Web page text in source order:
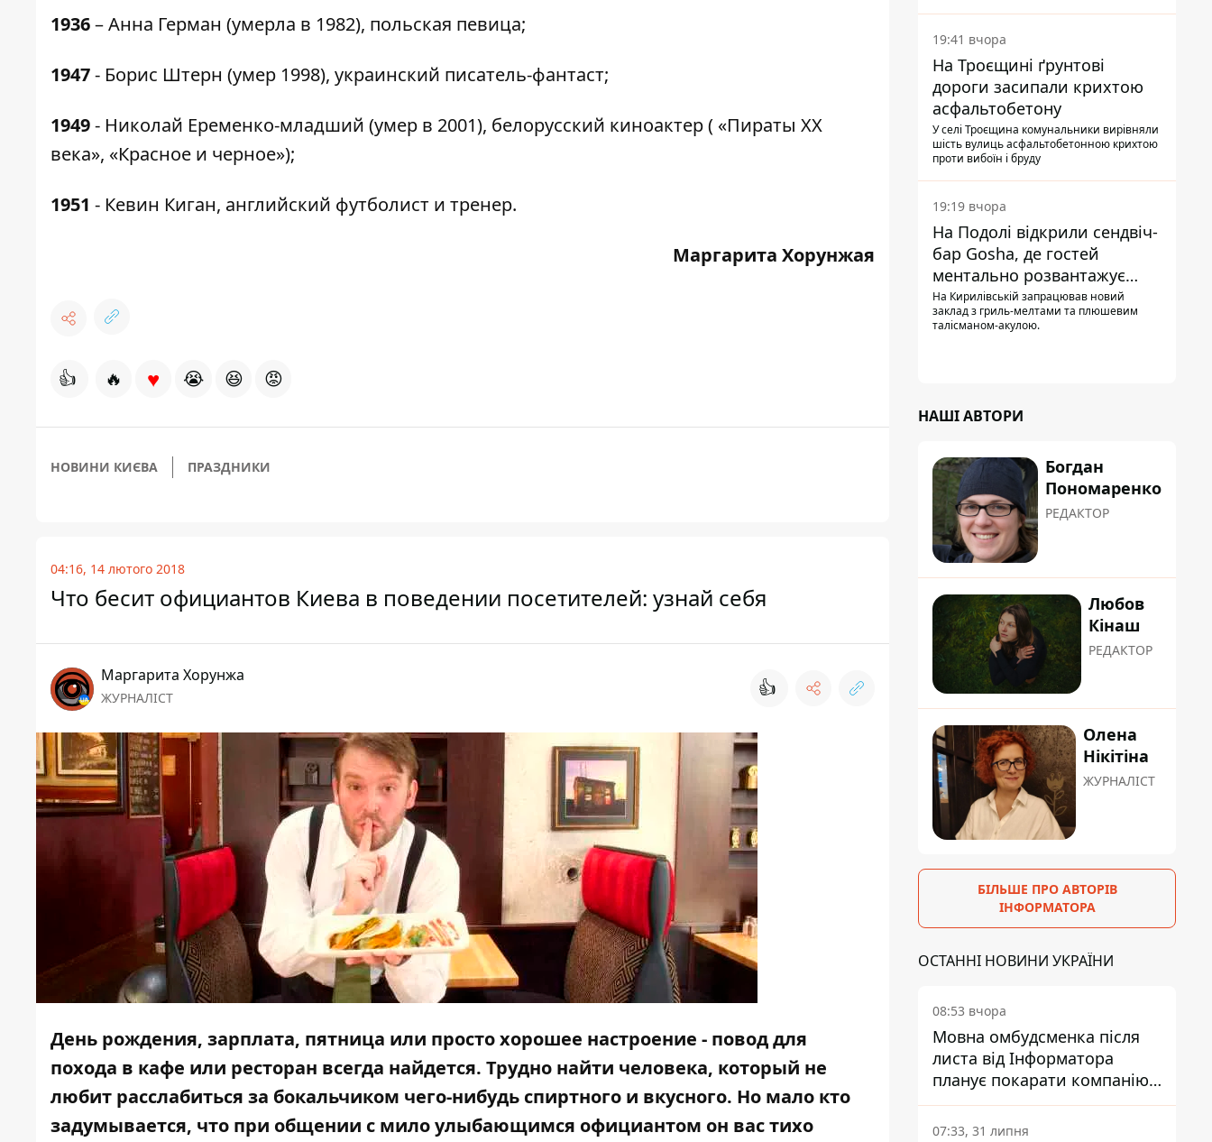
1936– Анна Герман (умерла в 1982), польская певица;
1947- Борис Штерн (умер 1998), украинский писатель-фантаст;
1949- Николай Еременко-младший (умер в 2001), белорусский киноактер ( «Пираты XX
века», «Красное и черное»);
1951 - Кевин Киган, английский футболист и тренер.
Маргарита Хорунжая
👍 🔥 ♥ 😭 😆 😡
НОВИНИ КИЄВА ПРАЗДНИКИ
04:16, 14 лютого 2018
Что бесит официантов Киева в поведении посетителей: узнай себя
Маргарита Хорунжа
ЖУРНАЛІСТ 👍
День рождения, зарплата, пятница или просто хорошее настроение - повод для
похода в кафе или ресторан всегда найдется. Трудно найти человека, который не
любит расслабиться за бокальчиком чего-нибудь спиртного и вкусного. Но мало кто
задумывается, что при общении с мило улыбающимся официантом он вас тихо
19:41 вчора
На Троєщині ґрунтові
дороги засипали крихтою
асфальтобетону
У селі Троєщина комунальники вирівняли
шість вулиць асфальтобетонною крихтою
проти вибоїн і бруду
19:19 вчора
На Подолі відкрили сендвіч-
бар Gosha, де гостей
ментально розвантажує
акула
На Кирилівській запрацював новий
заклад з гриль-мелтами та плюшевим
талісманом-акулою.
НАШІ АВТОРИ
Богдан
Пономаренко
РЕДАКТОР
Любов
Кінаш
РЕДАКТОР
Олена
Нікітіна
ЖУРНАЛІСТ
БІЛЬШЕ ПРО АВТОРІВ
ІНФОРМАТОРА
ОСТАННІ НОВИНИ УКРАЇНИ
08:53 вчора
Мовна омбудсменка після
листа від Інформатора
планує покарати компанію-
підрядника ПриватБанку
07:33, 31 липня